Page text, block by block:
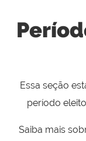
Essa seção
período
Saiba mais